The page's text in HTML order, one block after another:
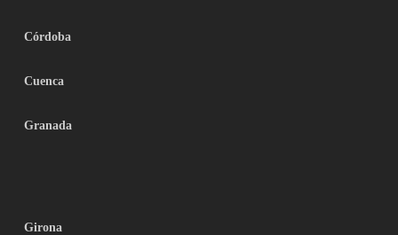
Córdoba
Cuenca
Granada
Girona